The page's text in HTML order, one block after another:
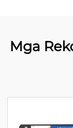
Mga